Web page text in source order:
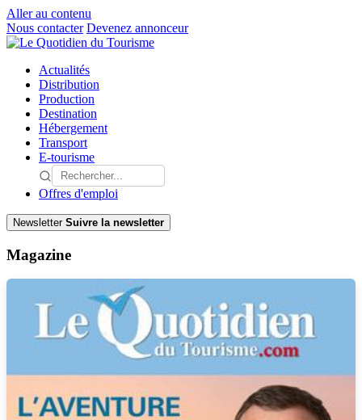
Aller au contenu
Nous contacter Devenez annonceur
Actualités
Distribution
Production
Destination
Hébergement
Transport
E-tourisme
Offres d'emploi
Newsletter Suivre la newsletter
Magazine